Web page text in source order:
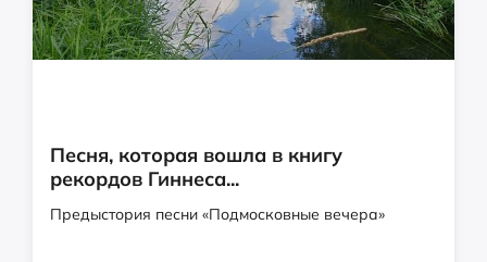
Песня, которая вошла в книгу
рекордов Гиннеса...
Предыстория песни «Подмосковные вечера»